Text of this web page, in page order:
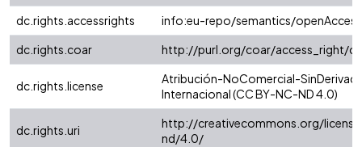
dc.rights.accessrights
info:eu-repo/semantics/openAccess
dc.rights.coar
http://purl.org/coar/access_right/
dc.rights.license
Atribución-NoComercial-
Internacional (CC BY-NC-ND 4.0)
dc.rights.uri
http://creativecommons.org/
nd/4.0/